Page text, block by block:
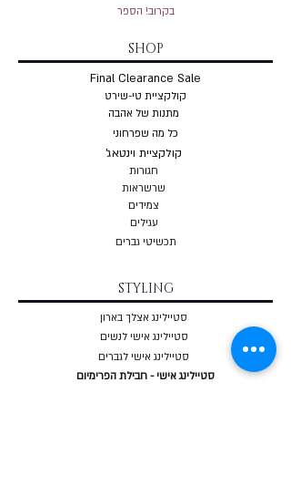
בקרוב! הספר
SHOP
Final Clearance Sale
קולקציית טי-שירט
מתנות של אהבה
כל מה שפרחוני
קולקציית וינטאג'
חגורות
שרשראות
צמידים
עגילים
תכשיטי גברים
STYLING
סטיילינג אצלך בארון
סטיילינג אישי לנשים
סטיילינג אישי לגברים
סטיילינג אישי - חבילת הפרימיום